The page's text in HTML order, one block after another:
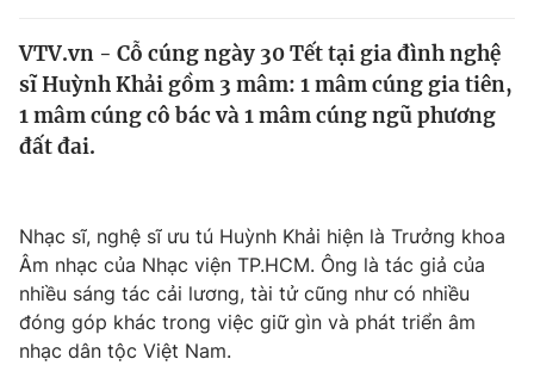
Thế giới
Tin tức
Câu chuyện quốc tế
Tài chính
Thị trường
Góc doanh nghiệp
Dữ liệu và đời sống
Truyền hình
Phim VTV
VTV.vn - Cỗ cúng ngày 30 Tết tại gia đình nghệ
sĩ Huỳnh Khải gồm 3 mâm: 1 mâm cúng gia tiên,
1 mâm cúng cô bác và 1 mâm cúng ngũ phương
đất đai.
Nhạc sĩ, nghệ sĩ ưu tú Huỳnh Khải hiện là Trưởng khoa
Âm nhạc của Nhạc viện TP.HCM. Ông là tác giả của
nhiều sáng tác cải lương, tài tử cũng như có nhiều
đóng góp khác trong việc giữ gìn và phát triển âm
nhạc dân tộc Việt Nam.